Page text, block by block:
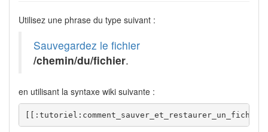
Utilisez une phrase du type suivant :
Sauvegardez le fichier
/chemin/du/fichier.
en utilisant la syntaxe wiki suivante :